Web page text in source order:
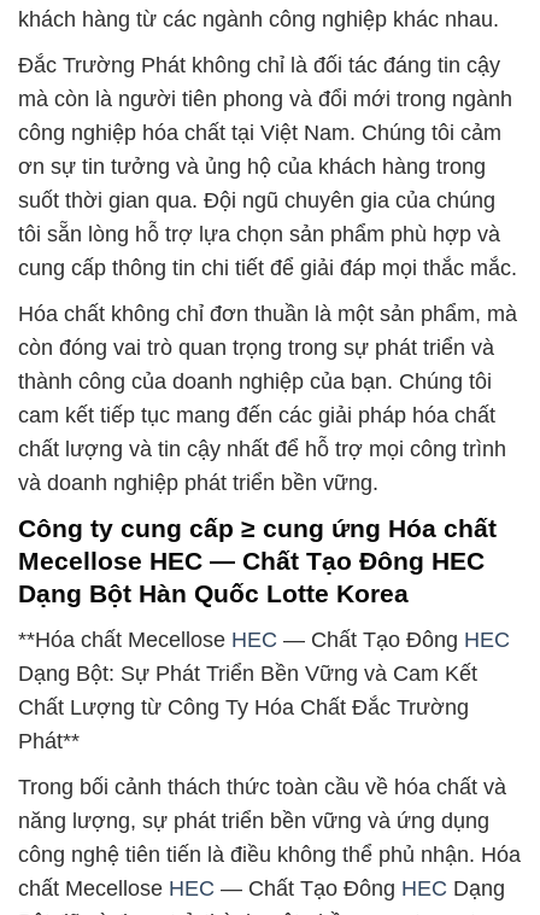
khách hàng từ các ngành công nghiệp khác nhau.
Đắc Trường Phát không chỉ là đối tác đáng tin cậy
mà còn là người tiên phong và đổi mới trong ngành
công nghiệp hóa chất tại Việt Nam. Chúng tôi cảm
ơn sự tin tưởng và ủng hộ của khách hàng trong
suốt thời gian qua. Đội ngũ chuyên gia của chúng
tôi sẵn lòng hỗ trợ lựa chọn sản phẩm phù hợp và
cung cấp thông tin chi tiết để giải đáp mọi thắc mắc.
Hóa chất không chỉ đơn thuần là một sản phẩm, mà
còn đóng vai trò quan trọng trong sự phát triển và
thành công của doanh nghiệp của bạn. Chúng tôi
cam kết tiếp tục mang đến các giải pháp hóa chất
chất lượng và tin cậy nhất để hỗ trợ mọi công trình
và doanh nghiệp phát triển bền vững.
Công ty cung cấp ≥ cung ứng Hóa chất
Mecellose HEC — Chất Tạo Đông HEC
Dạng Bột Hàn Quốc Lotte Korea
**Hóa chất Mecellose HEC — Chất Tạo Đông HEC
Dạng Bột: Sự Phát Triển Bền Vững và Cam Kết
Chất Lượng từ Công Ty Hóa Chất Đắc Trường
Phát**
Trong bối cảnh thách thức toàn cầu về hóa chất và
năng lượng, sự phát triển bền vững và ứng dụng
công nghệ tiên tiến là điều không thể phủ nhận. Hóa
chất Mecellose HEC — Chất Tạo Đông HEC Dạng